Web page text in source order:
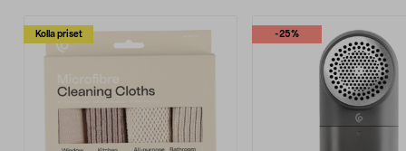
Kolla priset -25%